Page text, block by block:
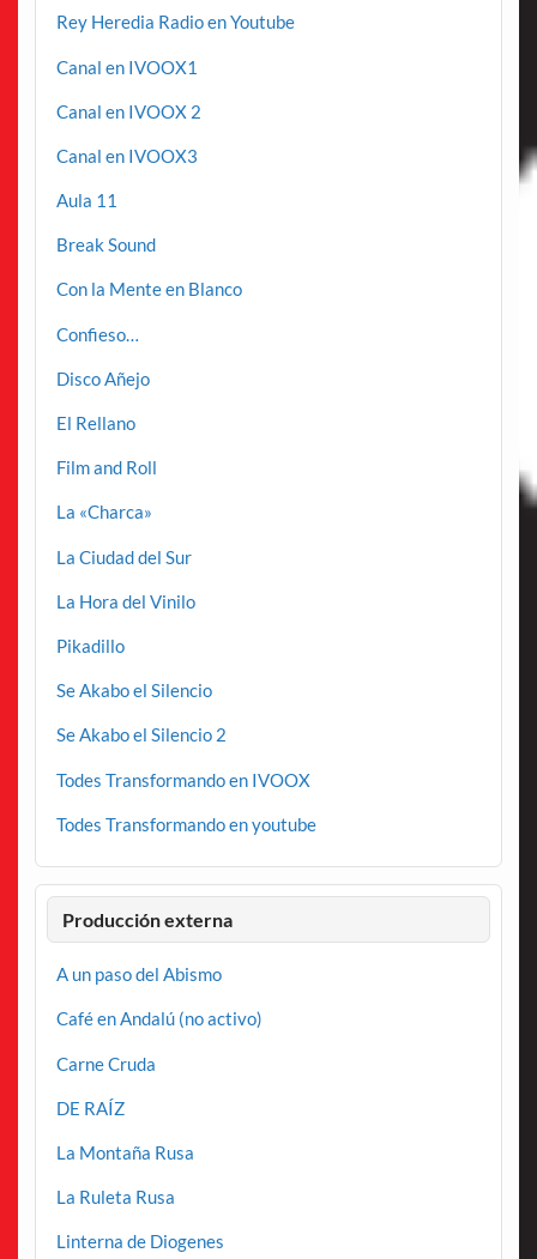
Rey Heredia Radio en Youtube
Canal en IVOOX1
Canal en IVOOX 2
Canal en IVOOX3
Aula 11
Break Sound
Con la Mente en Blanco
Confieso…
Disco Añejo
El Rellano
Film and Roll
La «Charca»
La Ciudad del Sur
La Hora del Vinilo
Pikadillo
Se Akabo el Silencio
Se Akabo el Silencio 2
Todes Transformando en IVOOX
Todes Transformando en youtube
Producción externa
A un paso del Abismo
Café en Andalú (no activo)
Carne Cruda
DE RAÍZ
La Montaña Rusa
La Ruleta Rusa
Linterna de Diogenes